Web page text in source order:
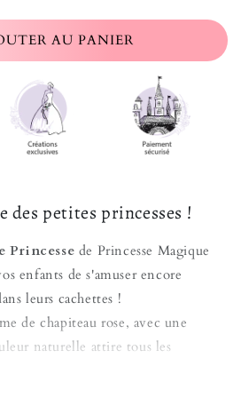
AU PANIER
des petites princesses !
Princesse de Princesse Magique
enfants de s'amuser encore
leurs cachettes !
de chapiteau rose, avec une
naturelle attire tous les
qu'il s'agisse d'une chambre